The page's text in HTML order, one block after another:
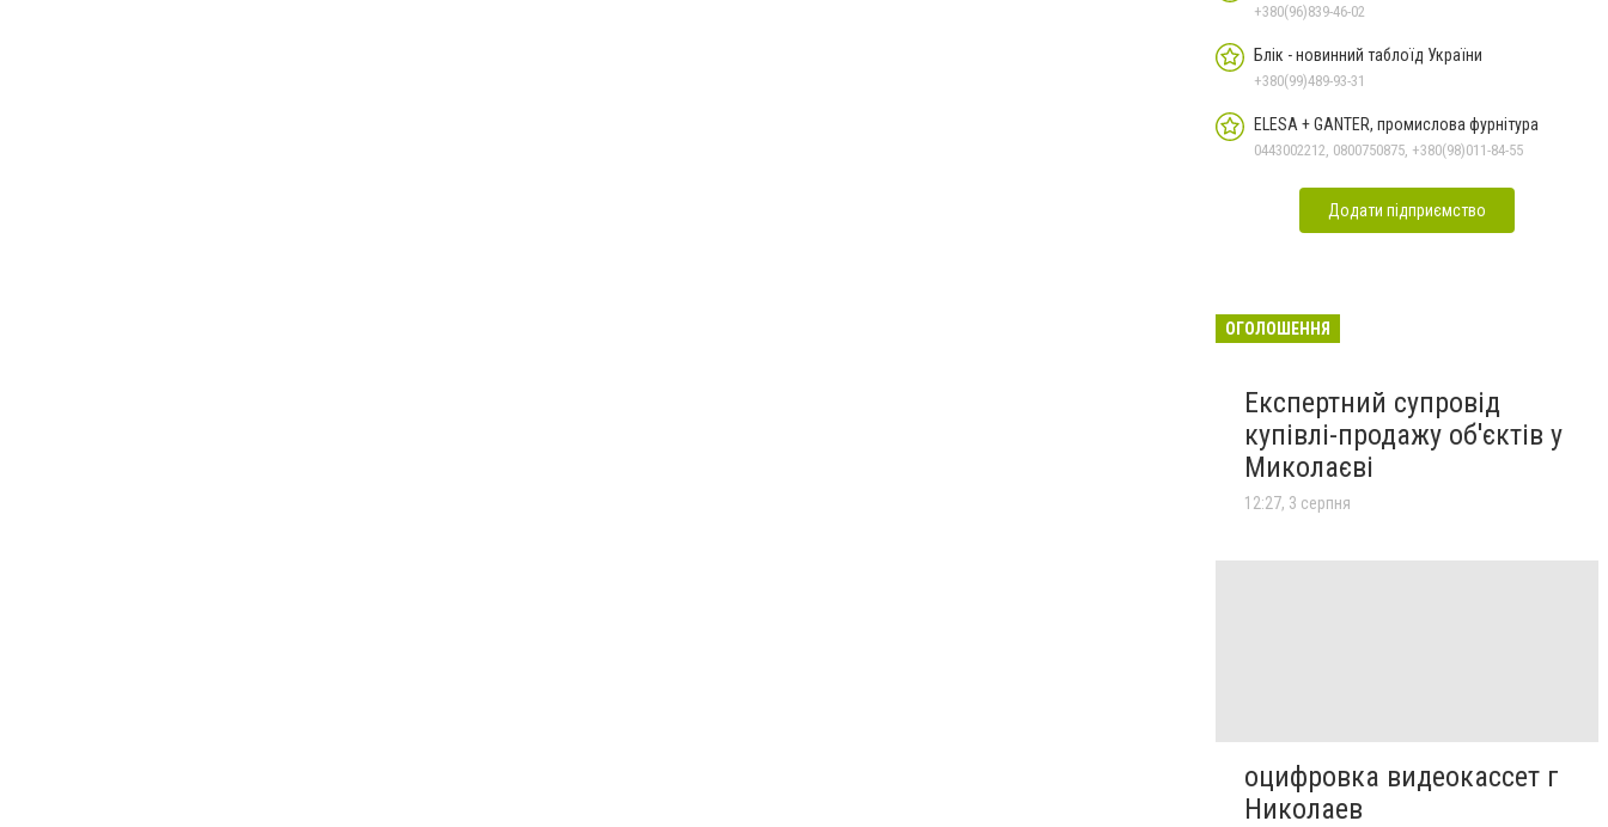
+380(96)839-46-02
Блік - новинний таблоїд України
+380(99)489-93-31
ELESA + GANTER, промислова фурнітура
0443002212, 0800750875, +380(98)011-84-55
Додати підприємство
ОГОЛОШЕННЯ
Експертний супровід
купівлі-продажу об'єктів у
Миколаєві
12:27, 3 серпня
оцифровка видеокассет г
Николаев